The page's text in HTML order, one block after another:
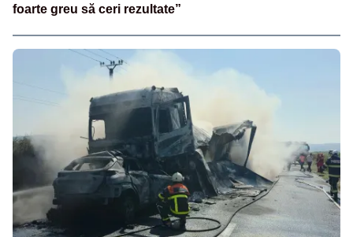
foarte greu să ceri rezultate”